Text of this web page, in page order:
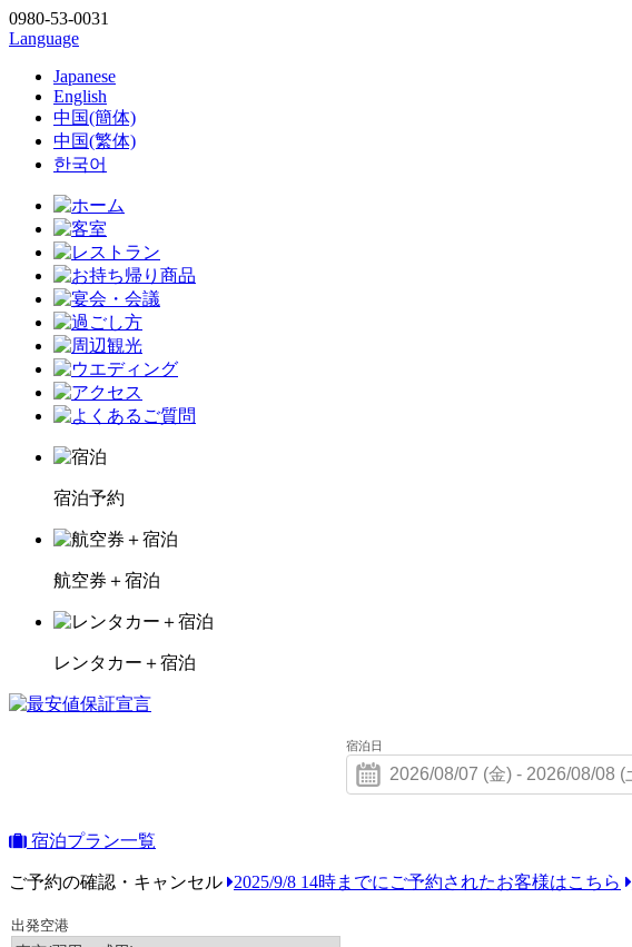
0980-53-0031
Language
Japanese
English
中国(簡体)
中国(繁体)
한국어
宿泊予約
航空券＋宿泊
レンタカー＋宿泊
宿泊日
宿泊プラン一覧
ご予約の確認・キャンセル 2025/9/8 14時までにご予約されたお客様はこちら